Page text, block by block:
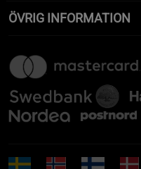
ÖVRIG INFORMATION